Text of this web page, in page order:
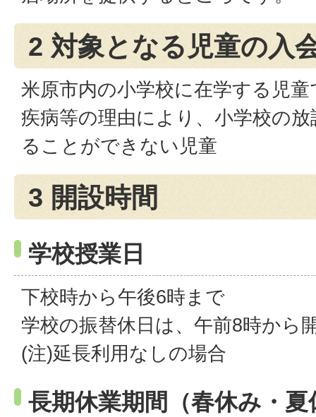
2 対象となる児童の入
米原市内の小学校に在学する児
疾病等の理由により、小学校の
ることができない児童
3 開設時間
学校授業日
下校時から午後6時まで
学校の振替休日は、午前8時から
(注)延長利用なしの場合
長期休業期間（春休み・